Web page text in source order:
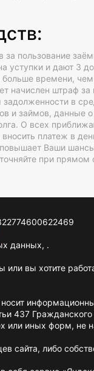
пользование
уступки и дают 3
времени,
начислен штраф
в
и займов, данные
О всех
платеж в
Ваши
при
данных, .
или вы хотите
437
или иных форм, не
сайта, либо